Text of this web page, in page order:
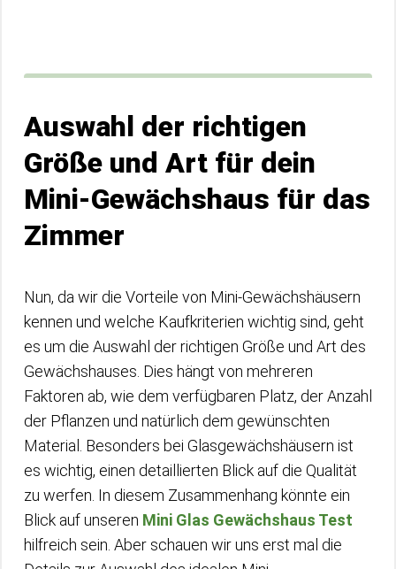
Auswahl der richtigen
Größe und Art für dein
Mini-Gewächshaus für das
Zimmer
Nun, da wir die Vorteile von Mini-Gewächshäusern
kennen und welche Kaufkriterien wichtig sind, geht
es um die Auswahl der richtigen Größe und Art des
Gewächshauses. Dies hängt von mehreren
Faktoren ab, wie dem verfügbaren Platz, der Anzahl
der Pflanzen und natürlich dem gewünschten
Material. Besonders bei Glasgewächshäusern ist
es wichtig, einen detaillierten Blick auf die Qualität
zu werfen. In diesem Zusammenhang könnte ein
Blick auf unseren Mini Glas Gewächshaus Test
hilfreich sein. Aber schauen wir uns erst mal die